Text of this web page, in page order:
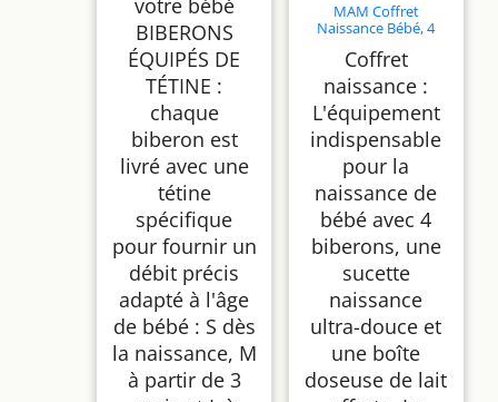
votre bébé
BIBERONS
ÉQUIPÉS DE
TÉTINE :
chaque
biberon est
livré avec une
tétine
spécifique
pour fournir un
débit précis
adapté à l'âge
de bébé : S dès
la naissance, M
à partir de 3
MAM Coffret
Naissance Bébé, 4
Sucette+1 Boîte
doseuse
Coffret
naissance :
L'équipement
indispensable
pour la
naissance de
bébé avec 4
biberons, une
sucette
naissance
ultra-douce et
une boîte
doseuse de lait